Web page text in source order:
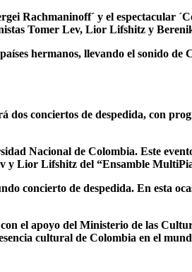
Rachmaninoff´ y el espectacular
Tomer Lev, Lior Lifshitz y
hermanos, llevando el sonido de
conciertos de despedida, con
Nacional de Colombia. Este
y Lior Lifshitz del “Ensamble
concierto de despedida. En esta
el apoyo del Ministerio de las
cultural de Colombia en el